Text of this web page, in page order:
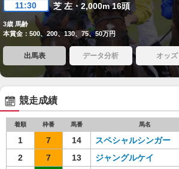
11:30 芝 左・2,000m 16頭
3歳 馬齢
本賞金：500、200、130、75、50万円
出馬表 データ分析 オッズ
競走成績
着順 枠番 馬番 馬名
1 7 14 スペシャルシンガー
2
7 13 ジャングルケイ